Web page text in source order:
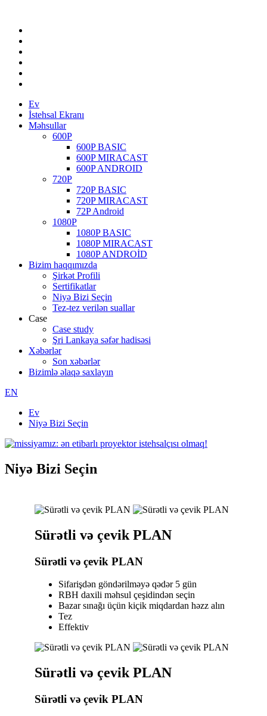
Ev
İstehsal Ekranı
Məhsullar
600P
600P BASIC
600P MIRACAST
600P ANDROID
720P
720P BASIC
720P MIRACAST
72P Android
1080P
1080P BASIC
1080P MIRACAST
1080P ANDROİD
Bizim haqqımızda
Şirkət Profili
Sertifikatlar
Niyə Bizi Seçin
Tez-tez verilən suallar
Case
Case study
Şri Lankaya səfər hadisəsi
Xəbərlər
Son xəbərlər
Bizimlə əlaqə saxlayın
EN
Ev
Niyə Bizi Seçin
Niyə Bizi Seçin
Sürətli və çevik PLAN
Sürətli və çevik PLAN
Sifarişdən göndərilməyə qədər 5 gün
RBH daxili məhsul çeşidindən seçin
Bazar sınağı üçün kiçik miqdardan həzz alın
Tez
Effektiv
Sürətli və çevik PLAN
Sürətli və çevik PLAN